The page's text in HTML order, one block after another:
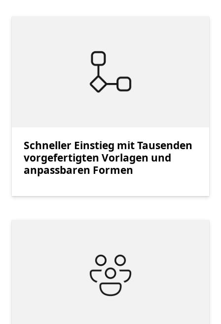
Schneller Einstieg mit Tausenden
vorgefertigten Vorlagen und
anpassbaren Formen